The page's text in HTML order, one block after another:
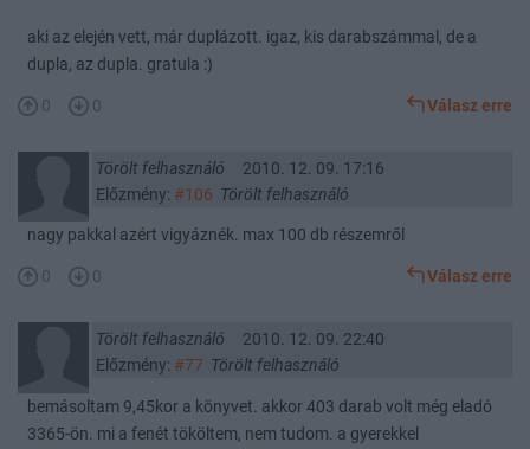
aki az elején vett, már duplázott. igaz, kis darabszámmal, de a
dupla, az dupla. gratula :)
0 0 Válasz erre
Törölt felhasználó
2010. 12. 09. 17:16
Előzmény: #106 Törölt felhasználó
nagy pakkal azért vigyáznék. max 100 db részemről
0 0 Válasz erre
Törölt felhasználó
2010. 12. 09. 22:40
Előzmény: #77 Törölt felhasználó
bemásoltam 9,45kor a könyvet. akkor 403 darab volt még eladó
3365-ön. mi a fenét tököltem, nem tudom. a gyerekkel